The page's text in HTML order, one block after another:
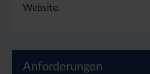
Website.
Anforderungen